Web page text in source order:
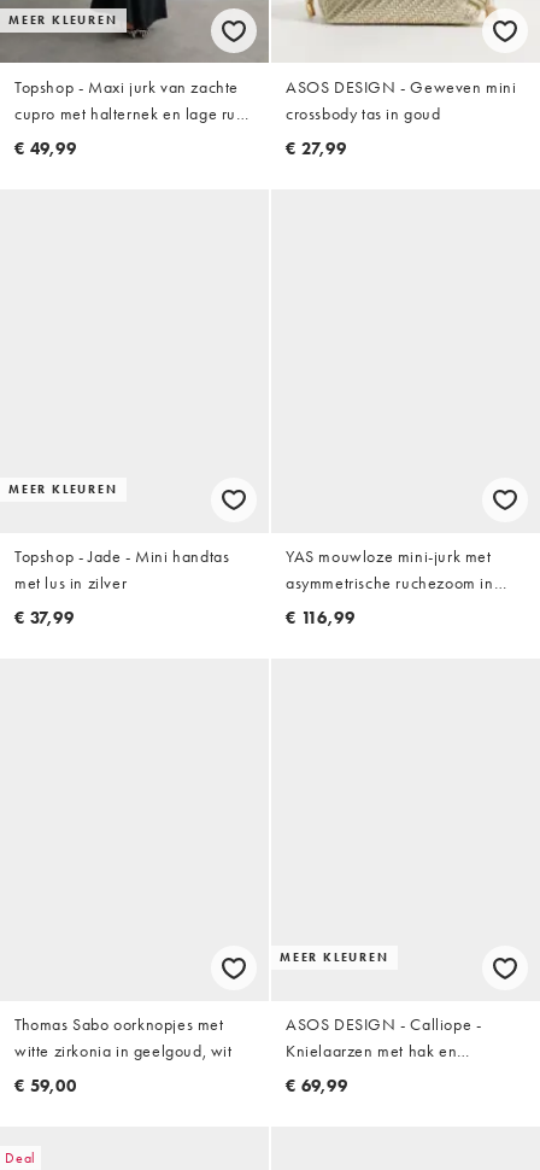
MEER KLEUREN
Topshop - Maxi jurk van zachte
cupro met halternek en lage rug
in zwart met wassing
€ 49,99
ASOS DESIGN - Geweven mini
crossbody tas in goud
€ 27,99
MEER KLEUREN
Topshop - Jade - Mini handtas
met lus in zilver
€ 37,99
YAS mouwloze mini-jurk met
asymmetrische ruchezoom in
lichtroze
€ 116,99
Thomas Sabo oorknopjes met
witte zirkonia in geelgoud, wit
€ 59,00
MEER KLEUREN
ASOS DESIGN - Calliope -
Knielaarzen met hak en
zweepsteek in zwart
€ 69,99
Deal